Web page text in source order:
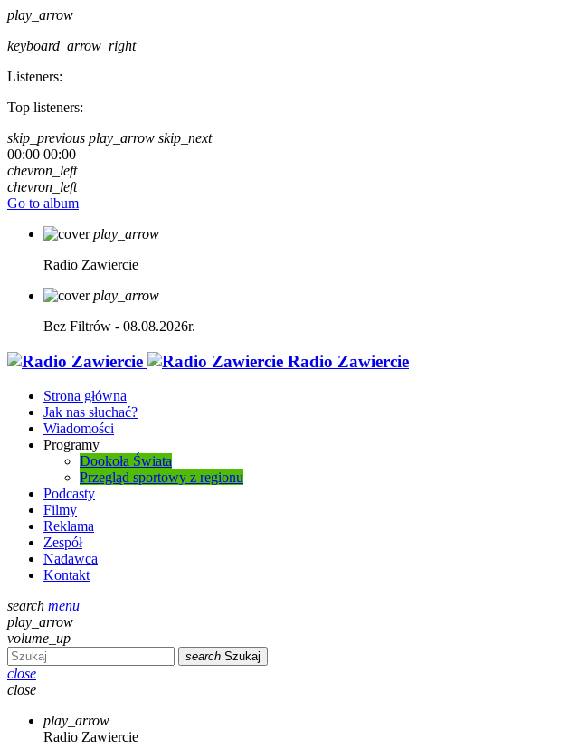
play_arrow
keyboard_arrow_right
Listeners:
Top listeners:
skip_previous play_arrow skip_next
00:00 00:00
chevron_left
chevron_left
Go to album
play_arrow
Radio Zawiercie
play_arrow
Bez Filtrów - 08.08.2026r.
Radio Zawiercie
Strona główna
Jak nas słuchać?
Wiadomości
Programy
Dookoła Świata
Przegląd sportowy z regionu
Podcasty
Filmy
Reklama
Zespół
Nadawca
Kontakt
search menu
play_arrow
volume_up
search Szukaj
close
close
play_arrow
Radio Zawiercie